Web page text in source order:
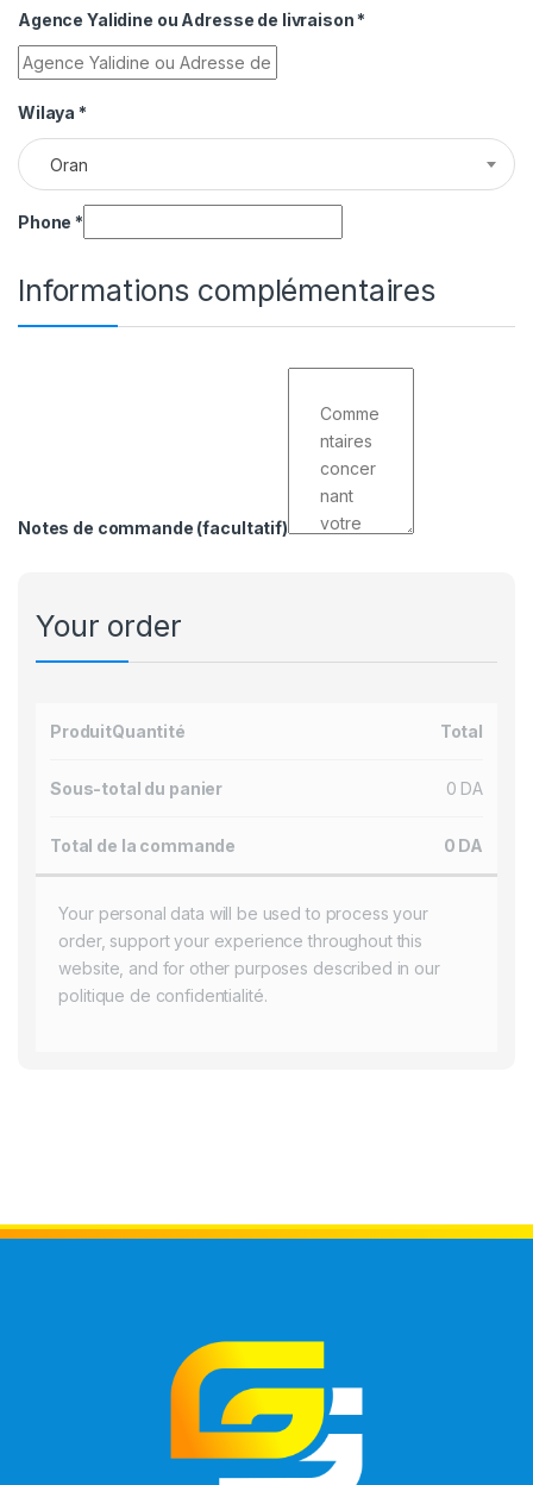
Agence Yalidine ou Adresse de livraison *
Wilaya *
Oran
Phone *
Informations complémentaires
Notes de commande (facultatif)
Your order
ProduitQuantité Total
Sous-total du panier 0 DA
Total de la commande 0 DA
Your personal data will be used to process your
order, support your experience throughout this
website, and for other purposes described in our
politique de confidentialité.